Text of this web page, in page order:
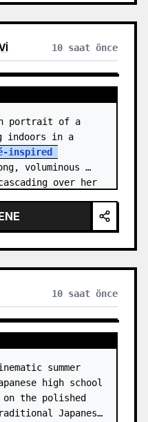
10 saat önce
inspired
voluminous
over her
10 saat önce
summer
high school
the polished
Japanese